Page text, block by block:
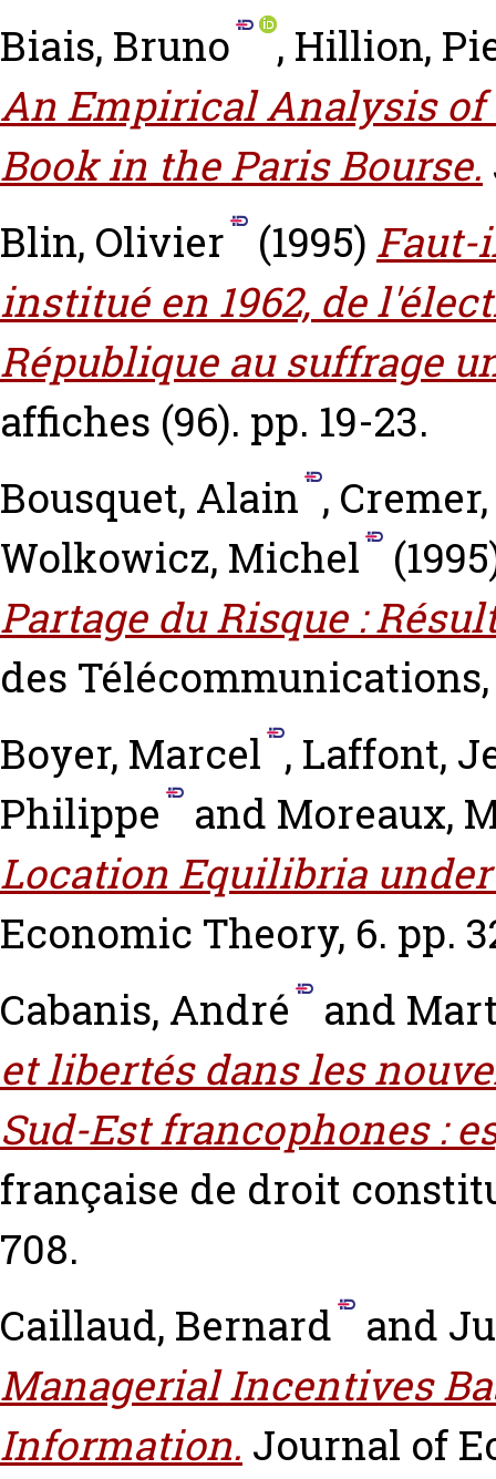
Biais, Bruno , Hillion,
An Empirical Analysis of
Book in the Paris Bourse.
Blin, Olivier
(1995) Faut-
institué en 1962, de
République au suffrage
affiches (96). pp. 19-23.
Bousquet, Alain ,
Wolkowicz, Michel
Partage du Risque :
des Télécommunications,
Boyer, Marcel , Laffont,
Philippe
and Moreaux,
Location Equilibria
Economic Theory, 6. pp.
Cabanis, André
and
et libertés dans les
Sud-Est francophones :
française de droit
708.
Caillaud, Bernard
and
Managerial Incentives
Information. Journal of